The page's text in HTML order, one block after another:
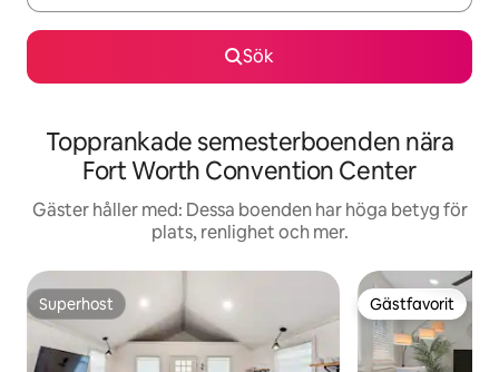
Sök
Topprankade semesterboenden nära
Fort Worth Convention Center
Gäster håller med: Dessa boenden har höga betyg för
plats, renlighet och mer.
Superhost
Superhost Gästfavorit
Gästfavorit